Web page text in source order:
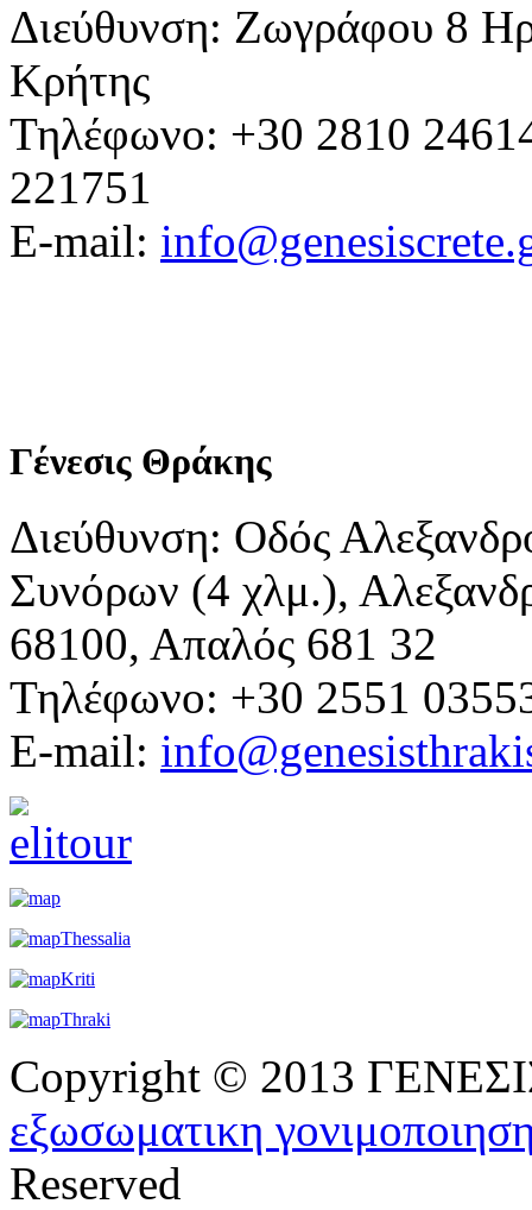
Διεύθυνση: Ζωγράφου 8
Κρήτης
Τηλέφωνο: +30 2810
221751
E-mail:
Γένεσις Θράκης
Διεύθυνση: Οδός
Συνόρων (4 χλμ.),
68100, Απαλός 681 32
Τηλέφωνο: +30 2551
E-mail:
Copyright © 2013
εξωσωματικη
Reserved